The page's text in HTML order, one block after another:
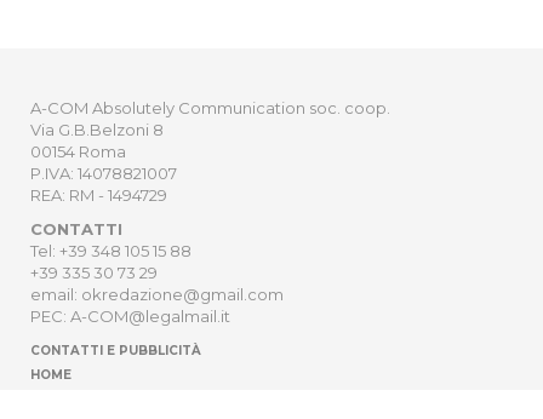
A-COM Absolutely Communication soc. coop.
Via G.B.Belzoni 8
00154 Roma
P.IVA: 14078821007
REA: RM - 1494729
CONTATTI
Tel: +39 348 105 15 88
+39 335 30 73 29
email: okredazione@gmail.com
PEC: A-COM@legalmail.it
CONTATTI E PUBBLICITÀ
HOME